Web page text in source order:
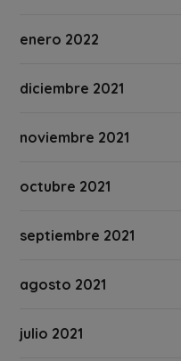
enero 2022
diciembre 2021
noviembre 2021
octubre 2021
septiembre 2021
agosto 2021
julio 2021